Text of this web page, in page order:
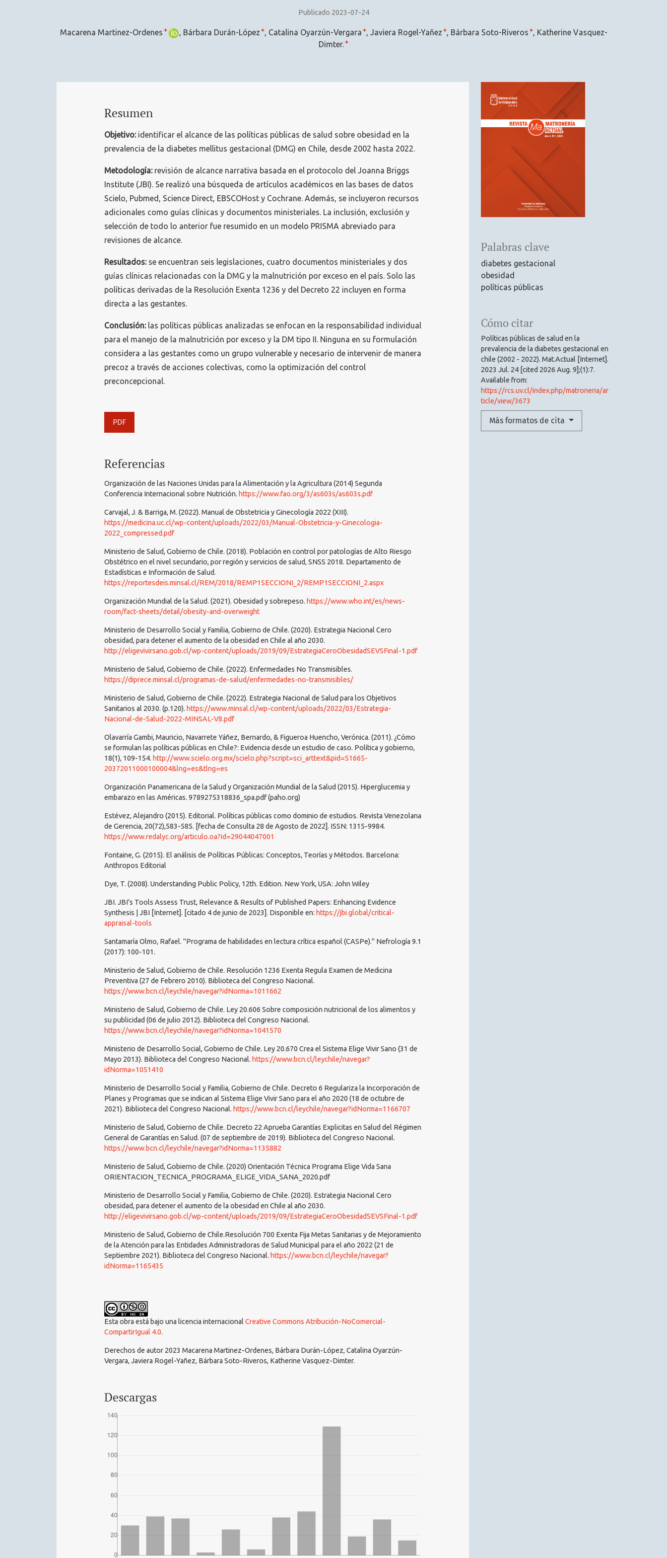
Publicado 2023-07-24
Macarena Martinez-Ordenes + Bárbara Durán-López + Catalina Oyarzún-Vergara + Javiera Rogel-Yañez + Bárbara Soto-Riveros +
Katherine Vasquez-
Dimter.+
Palabras clave
diabetes gestacional
obesidad
políticas públicas
Cómo citar
Políticas públicas de salud en la
prevalencia de la diabetes gestacional en
chile (2002 - 2022). Mat.Actual [Internet].
2023 Jul. 24 [cited 2026 Aug. 9];(1):7.
Available from:
https://rcs.uv.cl/index.php/matroneria/ar
ticle/view/3673
Más formatos de cita
Resumen
Objetivo:identificar el alcance de las políticas públicas de salud sobre obesidad en la
prevalencia de la diabetes mellitus gestacional (DMG) en Chile, desde 2002 hasta 2022.
Metodología:revisión de alcance narrativa basada en el protocolo del Joanna Briggs
Institute (JBI). Se realizó una búsqueda de artículos académicos en las bases de datos
Scielo, Pubmed, Science Direct, EBSCOHost y Cochrane. Además, se incluyeron recursos
adicionales como guías clínicas y documentos ministeriales. La inclusión, exclusión y
selección de todo lo anterior fue resumido en un modelo PRISMA abreviado para
revisiones de alcance.
Resultados:se encuentran seis legislaciones, cuatro documentos ministeriales y dos
guías clínicas relacionadas con la DMG y la malnutrición por exceso en el país. Solo las
políticas derivadas de la Resolución Exenta 1236 y del Decreto 22 incluyen en forma
directa a las gestantes.
Conclusión:las políticas públicas analizadas se enfocan en la responsabilidad individual
para el manejo de la malnutrición por exceso y la DM tipo II. Ninguna en su formulación
considera a las gestantes como un grupo vulnerable y necesario de intervenir de manera
precoz a través de acciones colectivas, como la optimización del control
preconcepcional.
PDF
Referencias
Organización de las Naciones Unidas para la Alimentación y la Agricultura (2014) Segunda
Conferencia Internacional sobre Nutrición. https://www.fao.org/3/as603s/as603s.pdf
Carvajal, J. & Barriga, M. (2022). Manual de Obstetricia y Ginecología 2022 (XIII).
https://medicina.uc.cl/wp-content/uploads/2022/03/Manual-Obstetricia-y-Ginecologia-
2022_compressed.pdf
Ministerio de Salud, Gobierno de Chile. (2018). Población en control por patologías de Alto Riesgo
Obstétrico en el nivel secundario, por región y servicios de salud, SNSS 2018. Departamento de
Estadísticas e Información de Salud.
https://reportesdeis.minsal.cl/REM/2018/REMP1SECCIONI_2/REMP1SECCIONI_2.aspx
Organización Mundial de la Salud. (2021). Obesidad y sobrepeso. https://www.who.int/es/news-
room/fact-sheets/detail/obesity-and-overweight
Ministerio de Desarrollo Social y Familia, Gobierno de Chile. (2020). Estrategia Nacional Cero
obesidad, para detener el aumento de la obesidad en Chile al año 2030.
http://eligevivirsano.gob.cl/wp-content/uploads/2019/09/EstrategiaCeroObesidadSEVSFinal-1.pdf
Ministerio de Salud, Gobierno de Chile. (2022). Enfermedades No Transmisibles.
https://diprece.minsal.cl/programas-de-salud/enfermedades-no-transmisibles/
Ministerio de Salud, Gobierno de Chile. (2022). Estrategia Nacional de Salud para los Objetivos
Sanitarios al 2030. (p.120). https://www.minsal.cl/wp-content/uploads/2022/03/Estrategia-
Nacional-de-Salud-2022-MINSAL-V8.pdf
Olavarría Gambi, Mauricio, Navarrete Yáñez, Bernardo, & Figueroa Huencho, Verónica. (2011). ¿Cómo
se formulan las políticas públicas en Chile?: Evidencia desde un estudio de caso. Política y gobierno,
18(1), 109-154. http://www.scielo.org.mx/scielo.php?script=sci_arttext&pid=S1665-
20372011000100004&lng=es&tlng=es
Organización Panamericana de la Salud y Organización Mundial de la Salud (2015). Hiperglucemia y
embarazo en las Américas. 9789275318836_spa.pdf (paho.org)
Estévez, Alejandro (2015). Editorial. Políticas públicas como dominio de estudios. Revista Venezolana
de Gerencia, 20(72),583-585. [fecha de Consulta 28 de Agosto de 2022]. ISSN: 1315-9984.
https://www.redalyc.org/articulo.oa?id=29044047001
Fontaine, G. (2015). El análisis de Políticas Públicas: Conceptos, Teorías y Métodos. Barcelona:
Anthropos Editorial
Dye, T. (2008). Understanding Public Policy, 12th. Edition. New York, USA: John Wiley
JBI. JBI’s Tools Assess Trust, Relevance & Results of Published Papers: Enhancing Evidence
Synthesis | JBI [Internet]. [citado 4 de junio de 2023]. Disponible en: https://jbi.global/critical-
appraisal-tools
Santamaría Olmo, Rafael. "Programa de habilidades en lectura crítica español (CASPe)." Nefrología 9.1
(2017): 100-101.
Ministerio de Salud, Gobierno de Chile. Resolución 1236 Exenta Regula Examen de Medicina
Preventiva (27 de Febrero 2010). Biblioteca del Congreso Nacional.
https://www.bcn.cl/leychile/navegar?idNorma=1011662
Ministerio de Salud, Gobierno de Chile. Ley 20.606 Sobre composición nutricional de los alimentos y
su publicidad (06 de julio 2012). Biblioteca del Congreso Nacional.
https://www.bcn.cl/leychile/navegar?idNorma=1041570
Ministerio de Desarrollo Social, Gobierno de Chile. Ley 20.670 Crea el Sistema Elige Vivir Sano (31 de
Mayo 2013). Biblioteca del Congreso Nacional. https://www.bcn.cl/leychile/navegar?
idNorma=1051410
Ministerio de Desarrollo Social y Familia, Gobierno de Chile. Decreto 6 Regulariza la Incorporación de
Planes y Programas que se indican al Sistema Elige Vivir Sano para el año 2020 (18 de octubre de
2021). Biblioteca del Congreso Nacional. https://www.bcn.cl/leychile/navegar?idNorma=1166707
Ministerio de Salud, Gobierno de Chile. Decreto 22 Aprueba Garantías Explicitas en Salud del Régimen
General de Garantías en Salud. (07 de septiembre de 2019). Biblioteca del Congreso Nacional.
https://www.bcn.cl/leychile/navegar?idNorma=1135882
Ministerio de Salud, Gobierno de Chile. (2020) Orientación Técnica Programa Elige Vida Sana
ORIENTACION_TECNICA_PROGRAMA_ELIGE_VIDA_SANA_2020.pdf
Ministerio de Desarrollo Social y Familia, Gobierno de Chile. (2020). Estrategia Nacional Cero
obesidad, para detener el aumento de la obesidad en Chile al año 2030.
http://eligevivirsano.gob.cl/wp-content/uploads/2019/09/EstrategiaCeroObesidadSEVSFinal-1.pdf
Ministerio de Salud, Gobierno de Chile.Resolución 700 Exenta Fija Metas Sanitarias y de Mejoramiento
de la Atención para las Entidades Administradoras de Salud Municipal para el año 2022 (21 de
Septiembre 2021). Biblioteca del Congreso Nacional. https://www.bcn.cl/leychile/navegar?
idNorma=1165435
Esta obra está bajo una licencia internacional Creative Commons Atribución-NoComercial-
CompartirIgual 4.0.
Derechos de autor 2023 Macarena Martinez-Ordenes, Bárbara Durán-López, Catalina Oyarzún-
Vergara, Javiera Rogel-Yañez, Bárbara Soto-Riveros, Katherine Vasquez-Dimter.
Descargas